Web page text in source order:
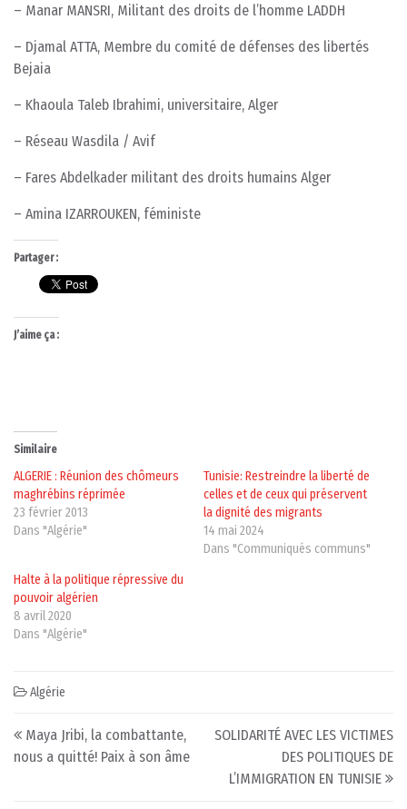
– Manar MANSRI, Militant des droits de l’homme LADDH
– Djamal ATTA, Membre du comité de défenses des libertés
Bejaia
– Khaoula Taleb Ibrahimi, universitaire, Alger
– Réseau Wasdila / Avif
– Fares Abdelkader militant des droits humains Alger
– Amina IZARROUKEN, féministe
Partager :
J’aime ça :
Similaire
ALGERIE : Réunion des chômeurs
maghrébins réprimée
23 février 2013
Dans "Algérie"
Tunisie: Restreindre la liberté de
celles et de ceux qui préservent
la dignité des migrants
14 mai 2024
Dans "Communiqués communs"
Halte à la politique répressive du
pouvoir algérien
8 avril 2020
Dans "Algérie"
Algérie
Post navigation
Maya Jribi, la combattante,
nous a quitté! Paix à son âme
SOLIDARITÉ AVEC LES VICTIMES
DES POLITIQUES DE
L’IMMIGRATION EN TUNISIE